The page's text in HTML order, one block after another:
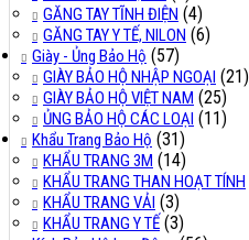
GĂNG TAY TĨNH ĐIỆN (4)
GĂNG TAY Y TẾ, NILON (6)
Giày - Ủng Bảo Hộ (57)
GIÀY BẢO HỘ NHẬP NGOẠI (21)
GIÀY BẢO HỘ VIỆT NAM (25)
ỦNG BẢO HỘ CÁC LOẠI (11)
Khẩu Trang Bảo Hộ (31)
KHẨU TRANG 3M (14)
KHẨU TRANG THAN HOẠT TÍNH
KHẨU TRANG VẢI (3)
KHẨU TRANG Y TẾ (3)